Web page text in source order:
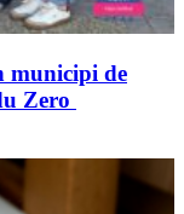
municipi de
Zero